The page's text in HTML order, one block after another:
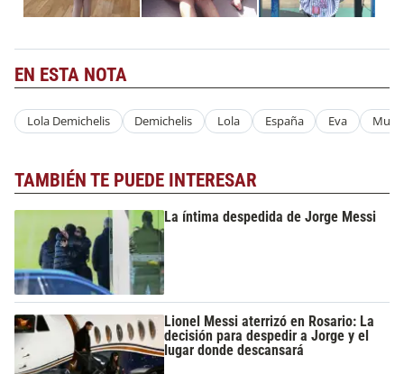
EN ESTA NOTA
Lola Demichelis Demichelis Lola España Eva
TAMBIÉN TE PUEDE INTERESAR
La íntima despedida de Jorge Messi
Lionel Messi aterrizó en Rosario: La
decisión para despedir a Jorge y el
lugar donde descansará